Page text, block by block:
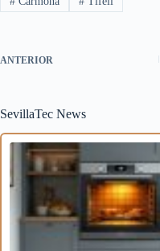
ANTERIOR
SevillaTec News